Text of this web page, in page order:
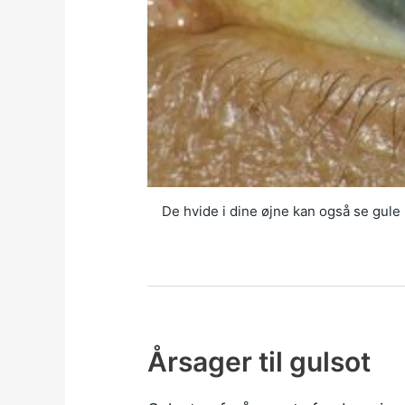
De hvide i dine øjne kan også se gule
Årsager til gulsot